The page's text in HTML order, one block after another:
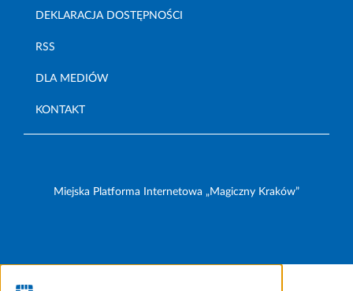
DEKLARACJA DOSTĘPNOŚCI
RSS
DLA MEDIÓW
KONTAKT
Miejska Platforma Internetowa „Magiczny Kraków”